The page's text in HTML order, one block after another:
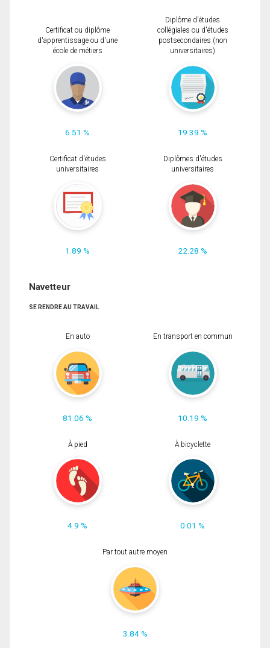
Certificat ou diplôme
d'apprentissage ou d'une
école de métiers
6.51 %
Diplôme d'études
collégiales ou d'études
postsecondaires (non
universitaires)
19.39 %
Certificat d'études
universitaires
1.89 %
Diplômes d'études
universitaires
22.28 %
Navetteur
SE RENDRE AU TRAVAIL
En auto
81.06 %
En transport en commun
10.19 %
À pied
4.9 %
À bicyclette
0.01 %
Par tout autre moyen
3.84 %